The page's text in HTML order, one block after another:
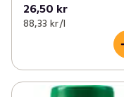
26,50 kr
88,33 kr /l